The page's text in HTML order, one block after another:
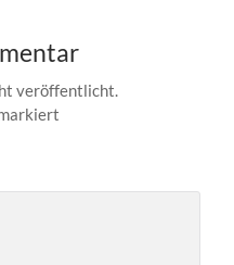
veröffentlicht.